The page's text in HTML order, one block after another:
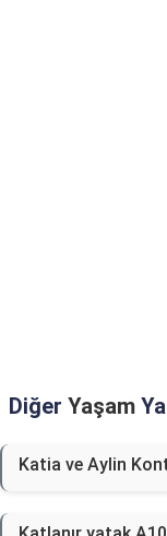
Diğer Yaşam
Katia ve Aylin